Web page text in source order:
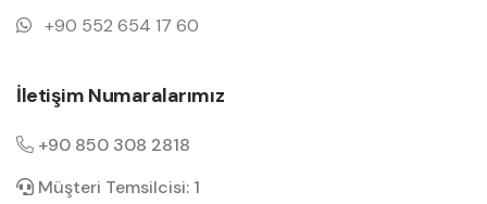
+90 552 654 17 60
İletişim Numaralarımız
+90 850 308 2818
Müşteri Temsilcisi: 1